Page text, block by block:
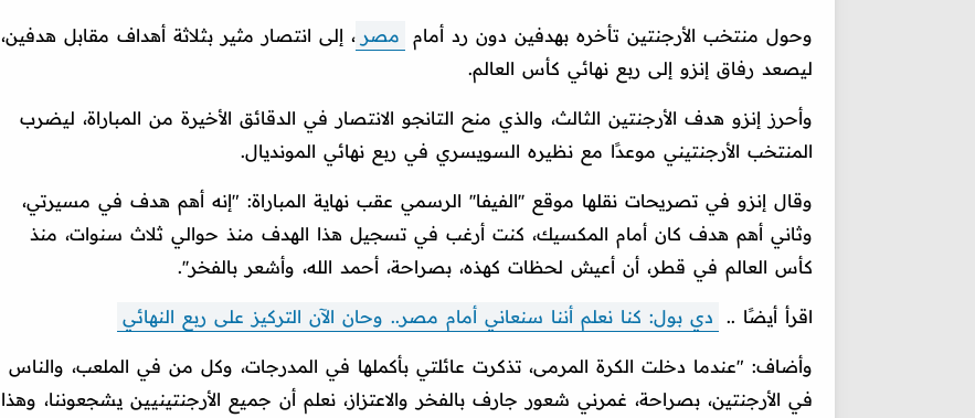
وحول منتخب الأرجنتين تأخره بهدفين دون رد أمام مصر ، إلى انتصار مثير بثلاثة أهداف مقابل هدفين،
ليصعد رفاق إنزو إلى ربع نهائي كأس العالم.
وأحرز إنزو هدف الأرجنتين الثالث، والذي منح التانجو الانتصار في الدقائق الأخيرة من المباراة، ليضرب
المنتخب الأرجنتيني موعدًا مع نظيره السويسري في ربع نهائي المونديال.
وقال إنزو في تصريحات نقلها موقع ''الفيفا'' الرسمي عقب نهاية المباراة: "إنه أهم هدف في مسيرتي،
وثاني أهم هدف كان أمام المكسيك، كنت أرغب في تسجيل هذا الهدف منذ حوالي ثلاث سنوات، منذ
كأس العالم في قطر، أن أعيش لحظات كهذه، بصراحة، أحمد الله، وأشعر بالفخر''.
اقرأ أيضًا .. دي بول: كنا نعلم أننا سنعاني أمام مصر.. وحان الآن التركيز على ربع النهائي
وأضاف: "عندما دخلت الكرة المرمى، تذكرت عائلتي بأكملها في المدرجات، وكل من في الملعب، والناس
في الأرجنتين، بصراحة، غمرني شعور جارف بالفخر والاعتزاز، نعلم أن جميع الأرجنتينيين يشجعوننا، وهذا